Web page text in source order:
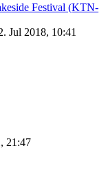
Festival (KTN-
Jul 2018, 10:41
21:47